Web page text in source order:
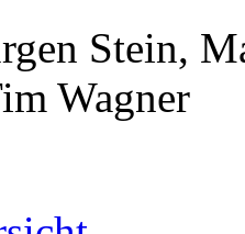
Stein,
Wagner